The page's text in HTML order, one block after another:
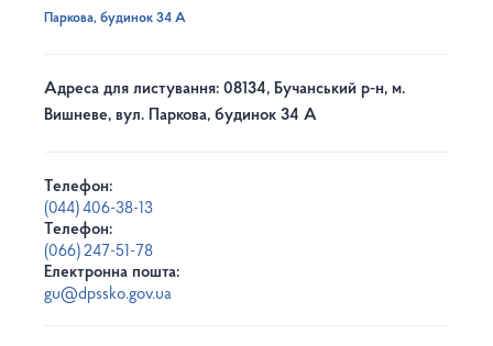
Паркова, будинок 34 А
Адреса для листування: 08134, Бучанський р-н, м.
Вишневе, вул. Паркова, будинок 34 А
Телефон:
(044) 406-38-13
Телефон:
(066) 247-51-78
Електронна пошта:
gu@dpssko.gov.ua